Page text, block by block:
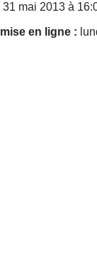
mai 2013 à
en ligne :